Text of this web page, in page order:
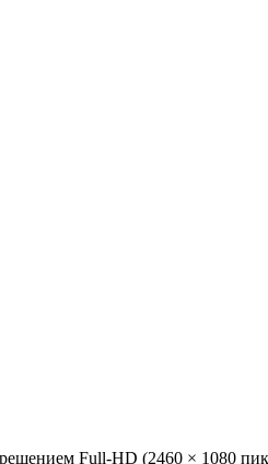
Full-HD (2460 × 1080